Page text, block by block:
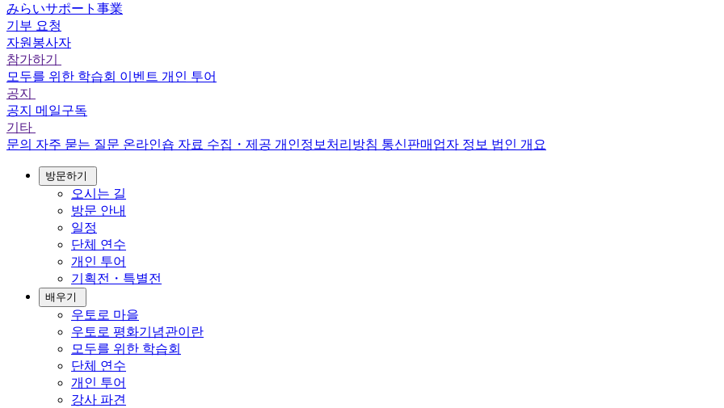
みらいサポート事業
기부 요청
자원봉사자
참가하기
모두를 위한 학습회 이벤트 개인 투어
공지
공지 메일구독
기타
문의 자주 묻는 질문 온라인숍 자료 수집・제공 개인정보처리방침 통신판매업자 정보 법인 개요
방문하기
오시는 길
방문 안내
일정
단체 연수
개인 투어
기획전・특별전
배우기
우토로 마을
우토로 평화기념관이란
모두를 위한 학습회
단체 연수
개인 투어
강사 파견